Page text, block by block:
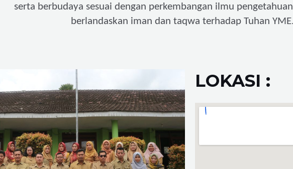
serta berbudaya sesuai dengan perkembangan ilmu
berlandaskan iman dan taqwa terhadap Tuhan YME.
LOKASI :